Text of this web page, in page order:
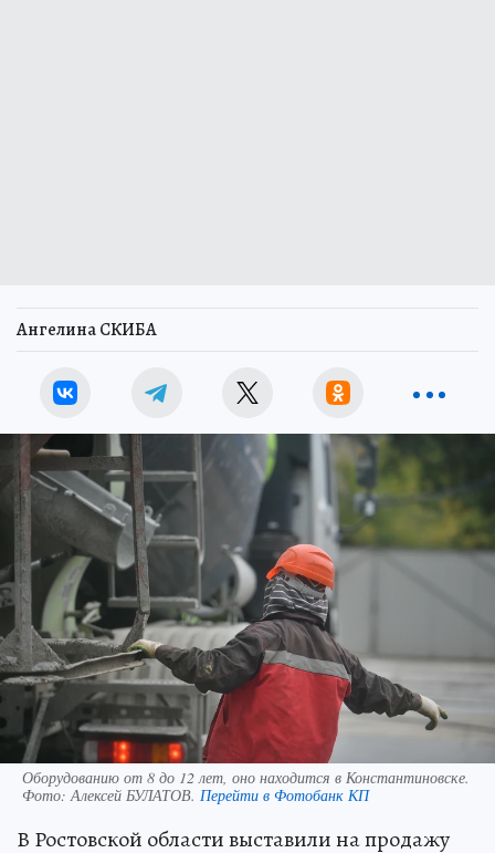
Ангелина СКИБА
Оборудованию от 8 до 12 лет, оно находится в Константиновске.
Фото:Алексей БУЛАТОВ. Перейти в Фотобанк КП
В Ростовской области выставили на продажу